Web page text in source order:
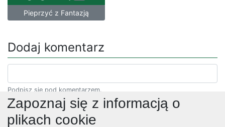
Pieprzyć z Fantazją
Dodaj komentarz
Podpisz się pod komentarzem.
Zapoznaj się z informacją o
plikach cookie